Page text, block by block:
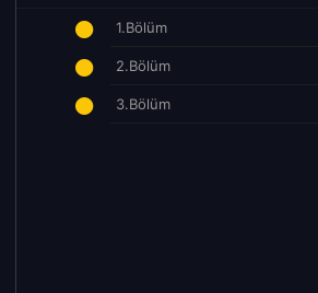
1.Bölüm
2.Bölüm
3.Bölüm